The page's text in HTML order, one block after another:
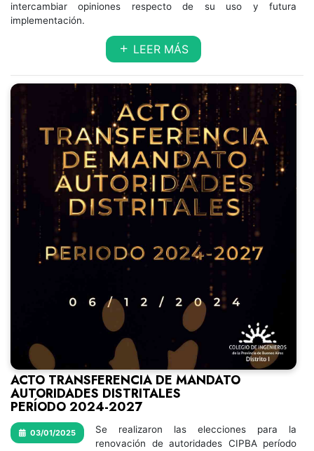
intercambiar opiniones respecto de su uso y futura
implementación.
LEER MÁS
ACTO TRANSFERENCIA DE MANDATO
AUTORIDADES DISTRITALES
PERÍODO 2024-2027
03/01/2025
Se realizaron las elecciones para la
renovación de autoridades CIPBA período